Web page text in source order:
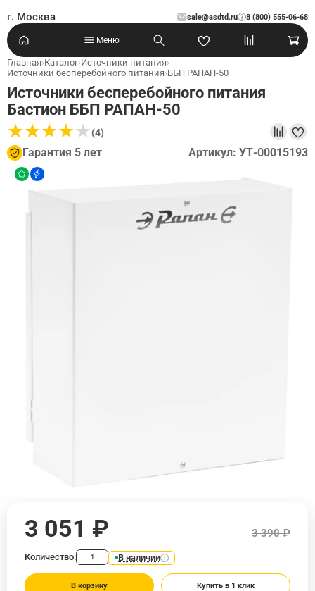
г. Москва sale@asdtd.ru 8 (800) 555-06-68
?
Меню
Главная›Каталог›Источники питания›
Источники бесперебойного питания›ББП РАПАН-50
Источники бесперебойного питания
Бастион ББП РАПАН-50
★★★★★
★★★★★(4)
Гарантия 5 лет Артикул: УТ-00015193
3 051 ₽ 3 390 ₽
Количество: − + В наличии
В корзину Купить в 1 клик